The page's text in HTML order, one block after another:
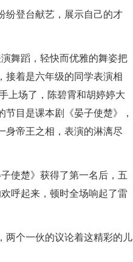
纷登台献艺，展示自己的才
舞蹈，轻快而优雅的舞姿把
接着是六年级的同学表演相
上场了，陈碧霄和胡婷婷大
目是课本剧《晏子使楚》，
身帝王之相，表演的淋漓尽
使楚》获得了第一名后，五
呼起来，顿时全场响起了雷
两个一伙的议论着这精彩的儿